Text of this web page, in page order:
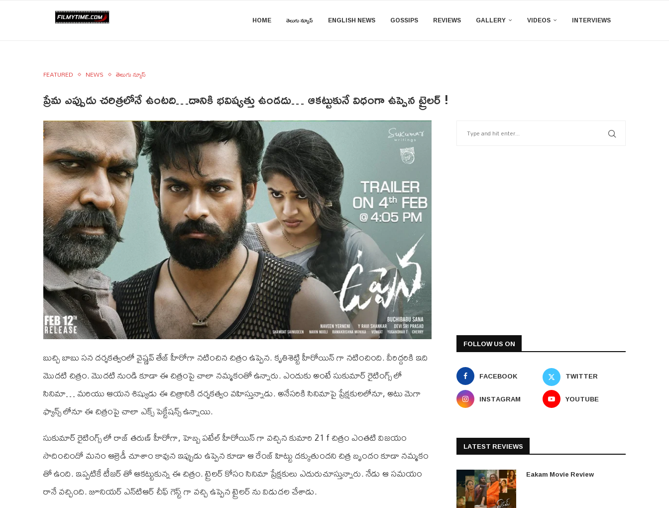
HOME తెలుగు న్యూస్ ENGLISH NEWS GOSSIPS REVIEWS GALLERY VIDEOS INTERVIEWS
FEATURED NEWS తెలుగు న్యూస్
ప్రేమ ఎప్పుడు చరిత్రలోనే ఉంటది…దానికి భవిష్యత్తు ఉండదు… ఆకట్టుకునే విధంగా ఉప్పెన ట్రైలర్ !
బుచ్చి బాబు సన దర్శకత్వంలో వైష్ణవ్ తేజ్ హీరోగా నటించిన చిత్రం ఉప్పెన. కృతిశెట్టి హీరోయిన్ గా నటించింది. వీరిద్దరికి ఇది
మొదటి చిత్రం. మొదటి నుండి కూడా ఈ చిత్రంపై చాలా నమ్మకంతో ఉన్నారు. ఎందుకు అంటే సుకుమార్ రైటింగ్స్ లో
సినిమా… మరియు ఆయన శిష్యుడు ఈ చిత్రానికి దర్శకత్వం వహిస్తున్నాడు. అనేసరికి సినిమాపై ప్రేక్షకులలోనూ, అటు మెగా
ఫ్యాన్స్ లోనూ ఈ చిత్రంపై చాలా ఎక్స్ పెక్టేషన్స్ ఉన్నాయి.
సుకుమార్ రైటింగ్స్ లో రాజ్ తరుణ్ హీరోగా, హెబ్బ పటేల్ హీరోయిన్ గా వచ్చిన కుమారి 21 f చిత్రం ఎంతటి విజయం
సాదించిందో మనం ఆల్రెడీ చూశాం కావున ఇప్పుడు ఉప్పెన కూడా ఆ రేంజ్ హిట్టు దక్కుతుందని చిత్ర బృందం కూడా నమ్మకం
తో ఉంది. ఇప్పటికే టీజర్ తో ఆకట్టుకున్న ఈ చిత్రం. ట్రైలర్ కోసం సినిమా ప్రేక్షకులు ఎదురుచూస్తున్నారు. నేడు ఆ సమయం
రానే వచ్చింది. జూనియర్ ఎన్‌టి‌ఆర్ చీఫ్ గెస్ట్ గా వచ్చి ఉప్పెన ట్రైలర్ ను విడుదల చేశాడు.
FOLLOW US ON
FACEBOOK
TWITTER
INSTAGRAM
YOUTUBE
LATEST REVIEWS
Eakam Movie Review